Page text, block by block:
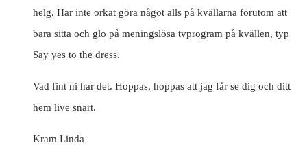
helg. Har inte orkat göra något alls på kvällarna förutom att
bara sitta och glo på meningslösa tvprogram på kvällen, typ
Say yes to the dress.
Vad fint ni har det. Hoppas, hoppas att jag får se dig och ditt
hem live snart.
Kram Linda